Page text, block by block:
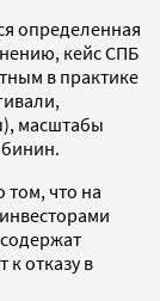
определенная
кейс СПБ
в практике
масштабы
том, что на
отказу в